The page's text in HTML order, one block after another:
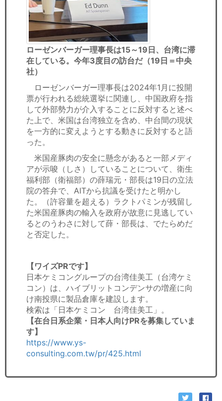
ローゼンバーガー理事長は15～19日、台湾に滞
在している。今年3度目の訪台だ（19日＝中央
社）
ローゼンバーガー理事長は2024年1月に投開
票が行われる総統選挙に関連し、中国政府を指
して外部勢力が介入することに反対すると述べ
た上で、米国は台湾独立を含め、中台間の現状
を一方的に変えようとする動きに反対すると語
った。
米国産豚肉の安全に懸念があると一部メディ
アが示唆（しさ）していることについて、衛生
福利部（衛福部）の薛瑞元・部長は19日の立法
院の答弁で、AITから抗議を受けたと明かし
た。（許容量を超える）ラクトパミンが残留し
た米国産豚肉の輸入を政府が故意に見逃してい
るとのうわさに対して薛・部長は、でたらめだ
と否定した。
【ワイズPRです】
日本ケミコングループの台湾佳美工（台湾ケミ
コン）は、ハイブリットコンデンサの増産に向
け南投県に製品倉庫を建設します。
検索は「日本ケミコン 台湾佳美工」。
【在台日系企業・日本人向けPRを募集していま
す】
https://www.ys-
consulting.com.tw/pr/425.html